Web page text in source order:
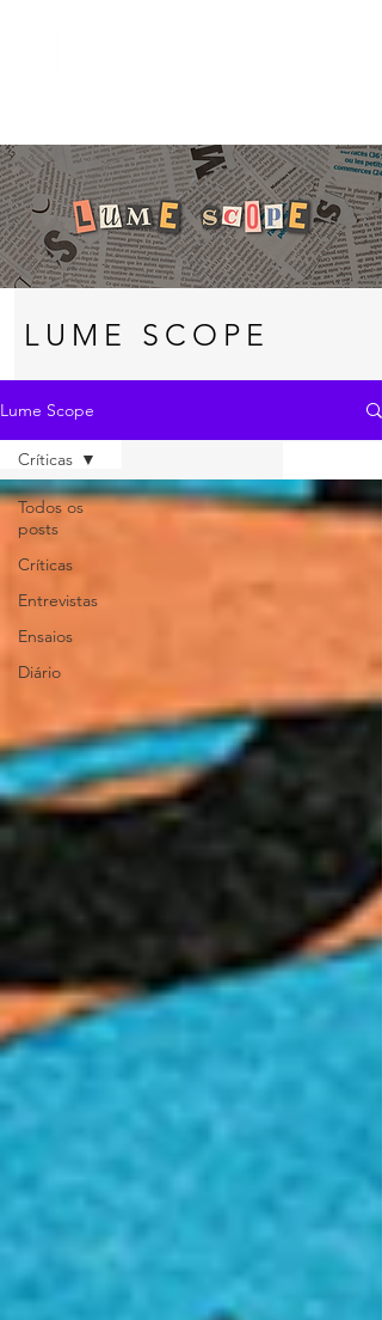
LUME SCOPE
Lume Scope
Todos os
posts
Críticas
Entrevistas
Ensaios
Diário
Críticas